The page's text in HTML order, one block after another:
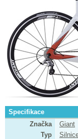
Specifikace
Značka
Giant
Typ